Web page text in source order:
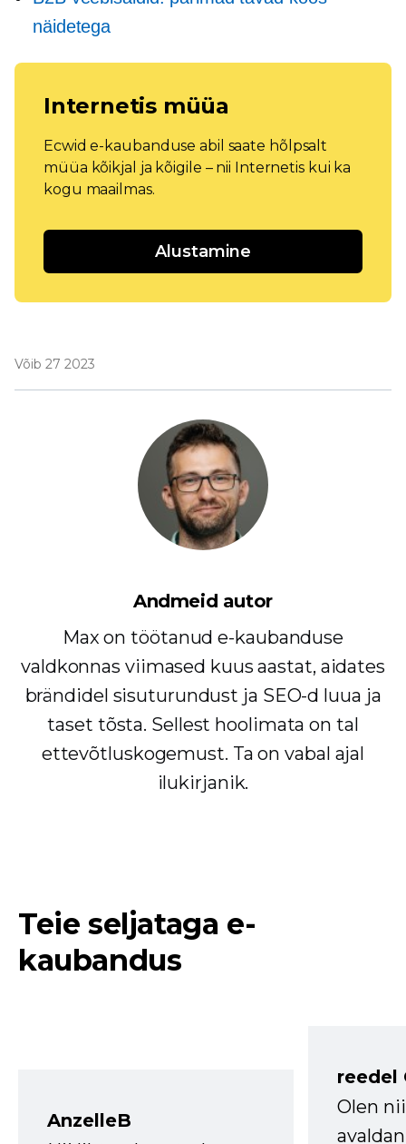
näidetega
Internetis müüa
Ecwid e-kaubanduse abil saate hõlpsalt
müüa kõikjal ja kõigile – nii Internetis kui ka
kogu maailmas.
Alustamine
Võib 27 2023
Andmeid autor
Max on töötanud e-kaubanduse
valdkonnas viimased kuus aastat, aidates
brändidel sisuturundust ja SEO-d luua ja
taset tõsta. Sellest hoolimata on tal
ettevõtluskogemust. Ta on vabal ajal
ilukirjanik.
Teie seljataga e-
kaubandus
AnzelleB
reedel
Olen